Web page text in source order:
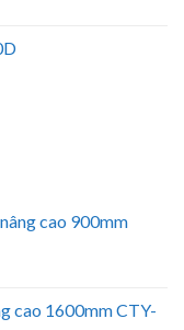
cao 900mm
cao 1600mm CTY-